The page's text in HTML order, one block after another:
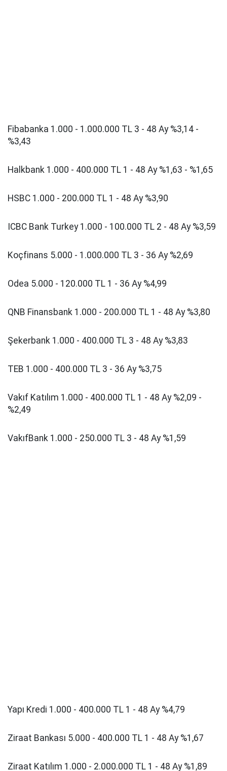
Fibabanka 1.000 - 1.000.000 TL 3 - 48 Ay %3,14 -
%3,43
Halkbank 1.000 - 400.000 TL 1 - 48 Ay %1,63 - %1,65
HSBC 1.000 - 200.000 TL 1 - 48 Ay %3,90
ICBC Bank Turkey 1.000 - 100.000 TL 2 - 48 Ay %3,59
Koçfinans 5.000 - 1.000.000 TL 3 - 36 Ay %2,69
Odea 5.000 - 120.000 TL 1 - 36 Ay %4,99
QNB Finansbank 1.000 - 200.000 TL 1 - 48 Ay %3,80
Şekerbank 1.000 - 400.000 TL 3 - 48 Ay %3,83
TEB 1.000 - 400.000 TL 3 - 36 Ay %3,75
Vakıf Katılım 1.000 - 400.000 TL 1 - 48 Ay %2,09 -
%2,49
VakıfBank 1.000 - 250.000 TL 3 - 48 Ay %1,59
Yapı Kredi 1.000 - 400.000 TL 1 - 48 Ay %4,79
Ziraat Bankası 5.000 - 400.000 TL 1 - 48 Ay %1,67
Ziraat Katılım 1.000 - 2.000.000 TL 1 - 48 Ay %1,89